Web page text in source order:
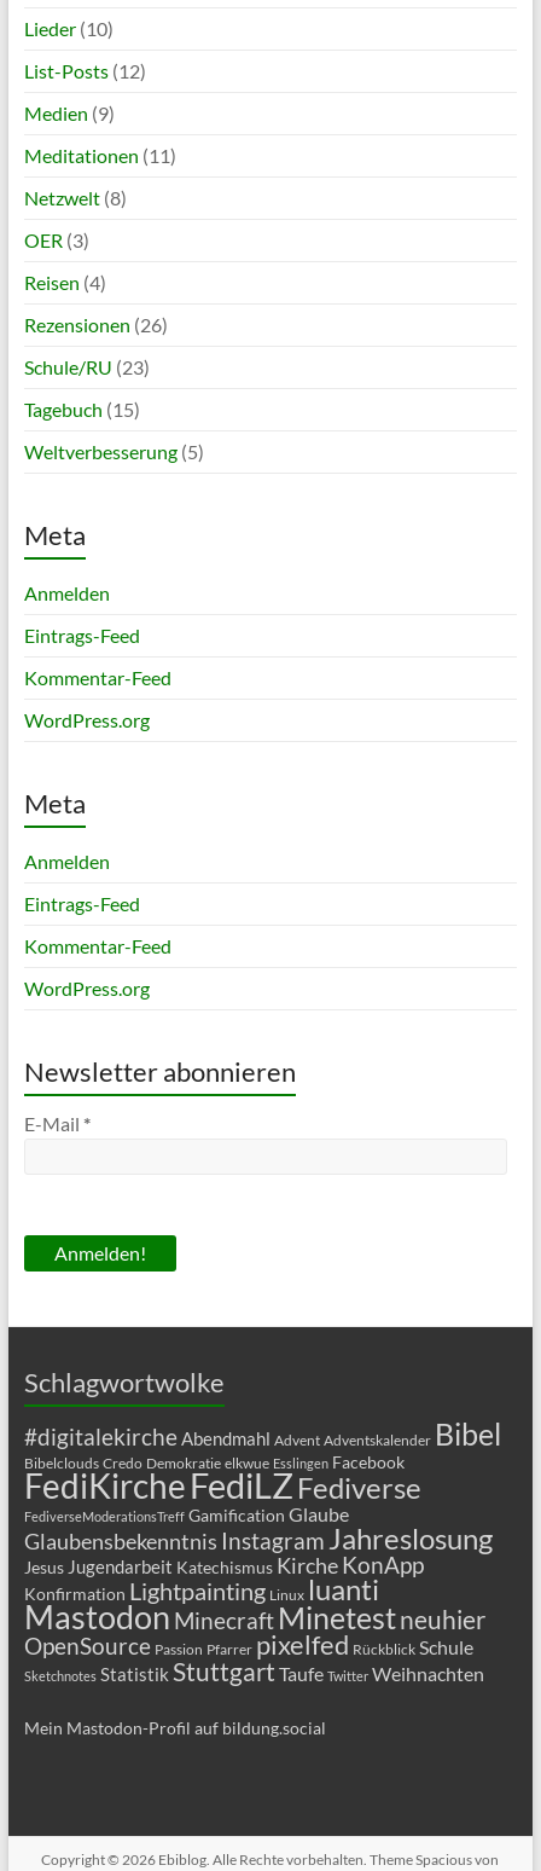
Lieder(10)
List-Posts(12)
Medien (9)
Meditationen (11)
Netzwelt(8)
OER (3)
Reisen (4)
Rezensionen (26)
Schule/RU (23)
Tagebuch (15)
Weltverbesserung(5)
Meta
Anmelden
Eintrags-Feed
Kommentar-Feed
WordPress.org
Meta
Anmelden
Eintrags-Feed
Kommentar-Feed
WordPress.org
Newsletter abonnieren
E-Mail *
Schlagwortwolke
#digitalekircheAbendmahl Advent Adventskalender Bibel
Bibelclouds Credo Demokratie elkwue Esslingen Facebook
FediKircheFediLZ Fediverse
FediverseModerationsTreff Gamification Glaube
Glaubensbekenntnis Instagram Jahreslosung
Jesus Jugendarbeit Katechismus KircheKonApp
Konfirmation Lightpainting Linux luanti
Mastodon Minecraft Minetestneuhier
OpenSource Passion Pfarrer pixelfed Rückblick Schule
Sketchnotes Statistik Stuttgart Taufe Twitter Weihnachten
Mein Mastodon-Profil auf bildung.social
Copyright © 2026 Ebiblog. Alle Rechte vorbehalten. ThemeSpaciousvon